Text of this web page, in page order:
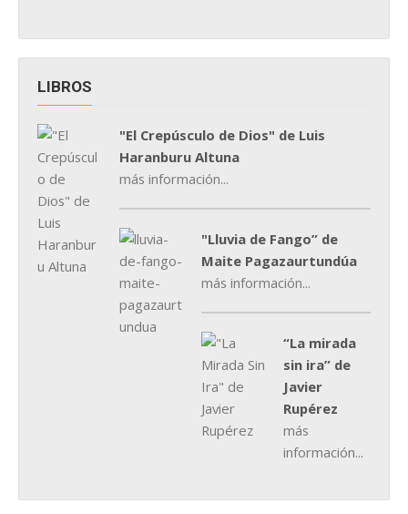
LIBROS
"El Crepúsculo de Dios" de Luis
Haranburu Altuna
más información...
"Lluvia de Fango” de
Maite Pagazaurtundúa
más información...
“La mirada
sin ira” de
Javier
Rupérez
más
información...